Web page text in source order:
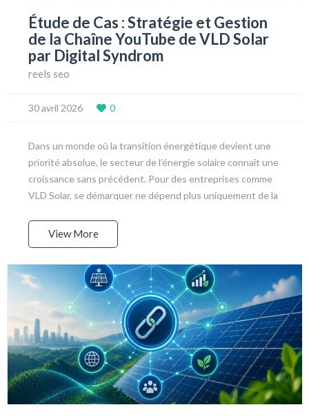
Étude de Cas : Stratégie et Gestion
de la Chaîne YouTube de VLD Solar
par Digital Syndrom
reels seo
30 avril 2026 0
Dans un monde où la transition énergétique devient une
priorité absolue, le secteur de l’énergie solaire connaît une
croissance sans précédent. Pour des entreprises comme
VLD Solar, se démarquer ne dépend plus uniquement de la
View More